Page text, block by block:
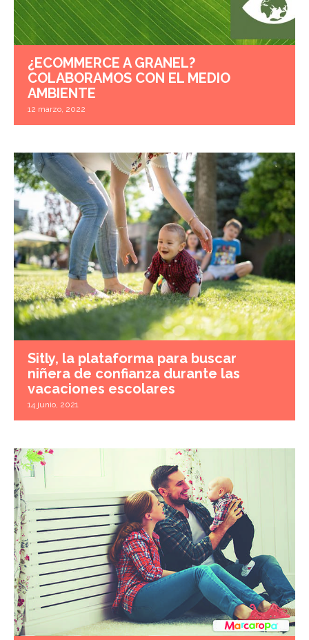
¿ECOMMERCE A GRANEL?
COLABORAMOS CON EL MEDIO
AMBIENTE
12 marzo, 2022
Sitly, la plataforma para buscar
niñera de confianza durante las
vacaciones escolares
14 junio, 2021